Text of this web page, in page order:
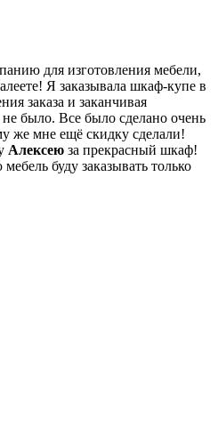
для изготовления мебели,
Я заказывала шкаф-купе в
заказа и заканчивая
было. Все было сделано очень
же мне ещё скидку сделали!
Алексею за прекрасный шкаф!
буду заказывать только